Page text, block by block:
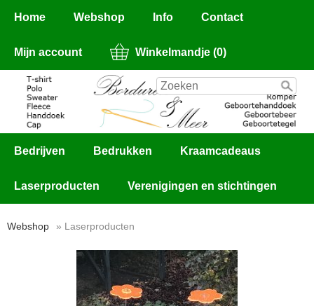
Home Webshop Info Contact
Mijn account Winkelmandje (0)
Bedrijven Bedrukken Kraamcadeaus
Laserproducten Verenigingen en stichtingen
Webshop » Laserproducten